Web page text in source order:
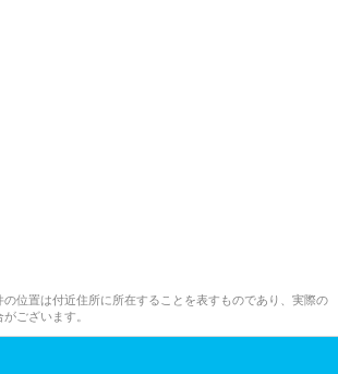
位置は付近住所に所在することを表すものであり、実際の
ございます。